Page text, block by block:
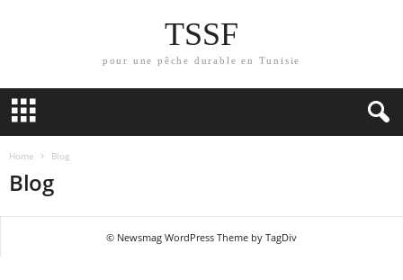
TSSF
pour une pêche durable en Tunisie
Home Blog
Blog
© Newsmag WordPress Theme by TagDiv